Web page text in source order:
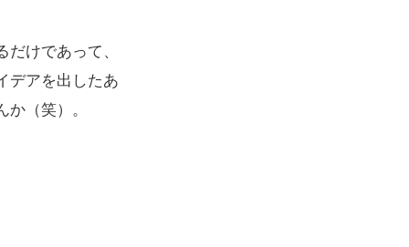
けであって、
デアを出したあ
（笑）。